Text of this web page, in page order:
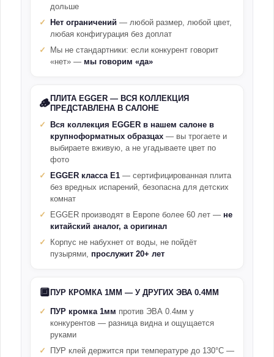
дольше
Нет ограничений — любой размер, любой цвет,
любая конфигурация без доплат
Мы не стандартники: если конкурент говорит
«нет» — мы говорим «да»
🪵ПЛИТА EGGER — ВСЯ КОЛЛЕКЦИЯ
ПРЕДСТАВЛЕНА В САЛОНЕ
Вся коллекция EGGER в нашем салоне в
крупноформатных образцах — вы трогаете и
выбираете вживую, а не угадываете цвет по
фото
EGGER класса E1 — сертифицированная плита
без вредных испарений, безопасна для детских
комнат
EGGER производят в Европе более 60 лет — не
китайский аналог, а оригинал
Корпус не набухнет от воды, не пойдёт
пузырями, прослужит 20+ лет
🔲 ПУР КРОМКА 1ММ — У ДРУГИХ ЭВА 0.4ММ
ПУР кромка 1мм против ЭВА 0.4мм у
конкурентов — разница видна и ощущается
руками
ПУР клей держится при температуре до 130°С —